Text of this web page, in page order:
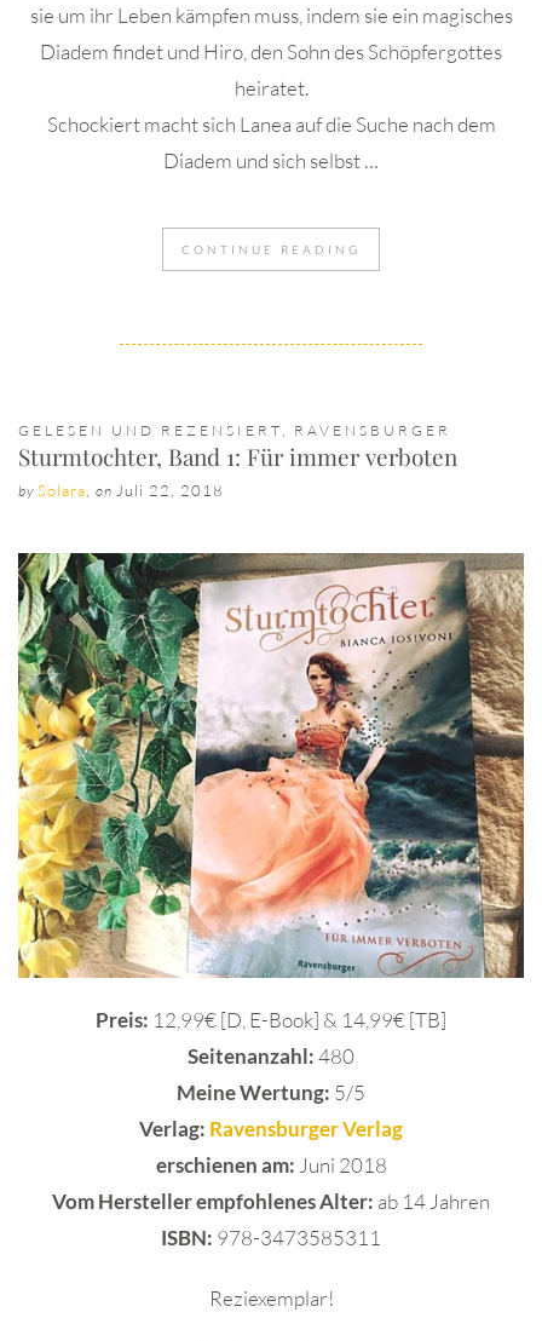
sie um ihr Leben kämpfen muss, indem sie ein magisches
Diadem findet und Hiro, den Sohn des Schöpfergottes
heiratet.
Schockiert macht sich Lanea auf die Suche nach dem
Diadem und sich selbst …
CONTINUE READING
GELESEN UND REZENSIERT RAVENSBURGER
Sturmtochter, Band 1: Für immer verboten
by Solara on Juli 22, 2018
Preis: 12,99€ [D, E-Book] & 14,99€ [TB]
Seitenanzahl:480
Meine Wertung: 5/5
Verlag: Ravensburger Verlag
erschienen am:Juni 2018
Vom Hersteller empfohlenes Alter: ab 14 Jahren
ISBN: 978-3473585311
Reziexemplar!